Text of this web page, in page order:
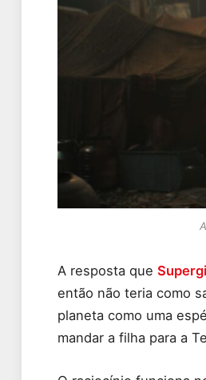
A resposta que
então não teria como
planeta como uma
mandar a filha para a